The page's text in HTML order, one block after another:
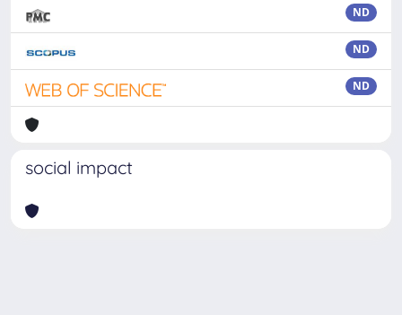
ND
ND
ND
social impact